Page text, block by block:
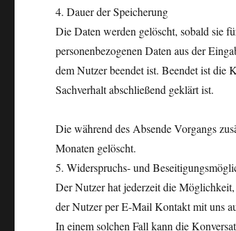
4. Dauer der Speicherung
Die Daten werden gelöscht, sobald sie
personenbezogenen Daten aus der
dem Nutzer beendet ist. Beendet ist die
Sachverhalt abschließend geklärt ist.
Die während des Absende Vorgangs
Monaten gelöscht.
5. Widerspruchs- und
Der Nutzer hat jederzeit die
der Nutzer per E-Mail Kontakt mit uns
In einem solchen Fall kann die